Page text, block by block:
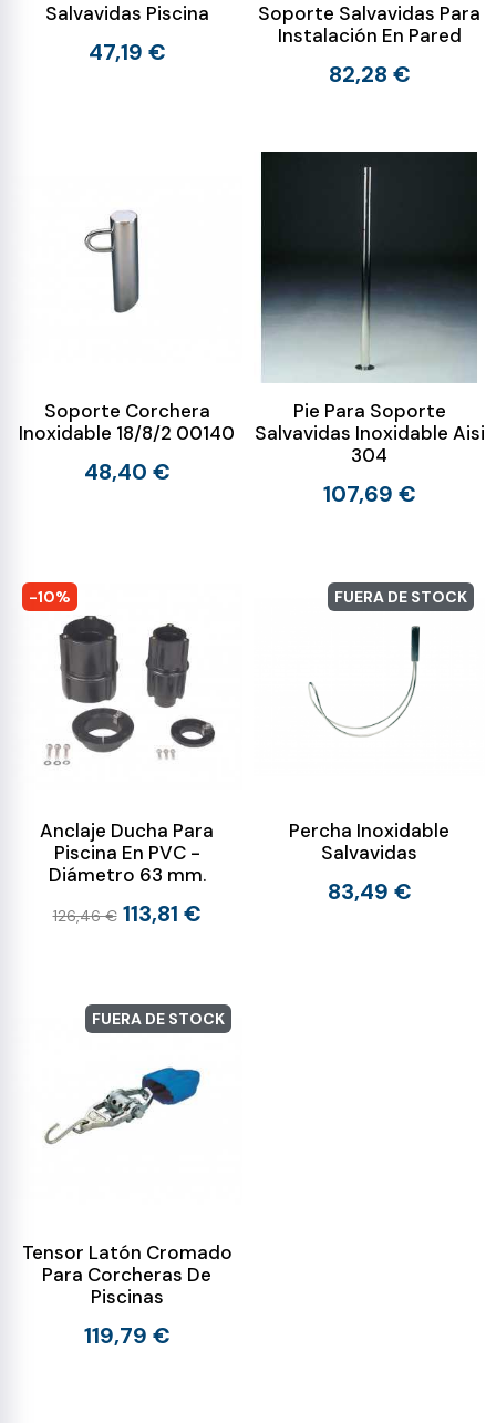
Salvavidas Piscina
47,19 €
Soporte Salvavidas Para
Instalación En Pared
82,28 €
Soporte Corchera
Inoxidable 18/8/2 00140
48,40 €
Pie Para Soporte
Salvavidas Inoxidable Aisi
304
107,69 €
-10%
Anclaje Ducha Para
Piscina En PVC -
Diámetro 63 mm.
126,46 € 113,81 €
FUERA DE STOCK
Percha Inoxidable
Salvavidas
83,49 €
FUERA DE STOCK
Tensor Latón Cromado
Para Corcheras De
Piscinas
119,79 €